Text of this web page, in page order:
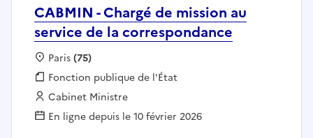
CABMIN - Chargé de mission au
service de la correspondance
Localisation :
Paris(75)
Fonction publique :
Fonction publique de l'État
Employeur :
Cabinet Ministre
En ligne depuis le 10 février 2026